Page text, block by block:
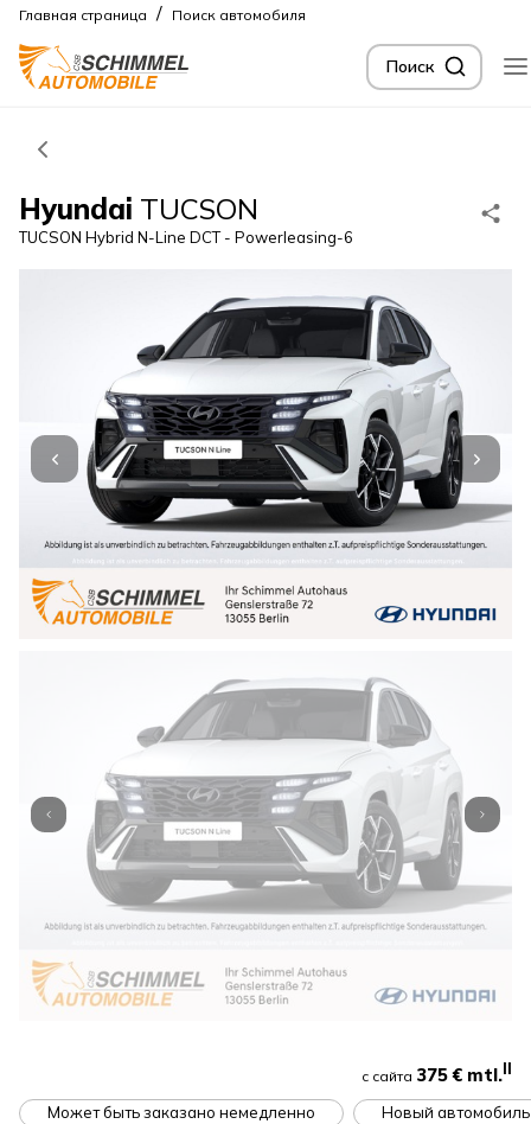
Главная страница / Поиск автомобиля
Поиск
Hyundai TUCSON
TUCSON Hybrid N-Line DCT - Powerleasing-6
с сайта 375 € mtl.II
Может быть заказано немедленно Новый автомобиль